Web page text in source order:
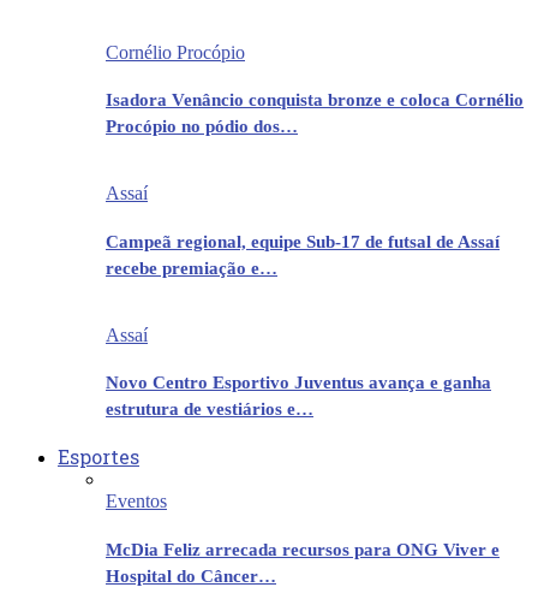
Cornélio Procópio
Isadora Venâncio conquista bronze e coloca Cornélio
Procópio no pódio dos…
Assaí
Campeã regional, equipe Sub-17 de futsal de Assaí
recebe premiação e…
Assaí
Novo Centro Esportivo Juventus avança e ganha
estrutura de vestiários e…
Esportes
Eventos
McDia Feliz arrecada recursos para ONG Viver e
Hospital do Câncer…